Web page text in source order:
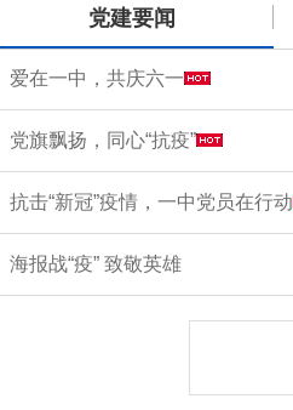
党建要闻
爱在一中，共庆六一
党旗飘扬，同心“抗疫”
抗击“新冠”疫情，一中党员在行动
海报战“疫” 致敬英雄